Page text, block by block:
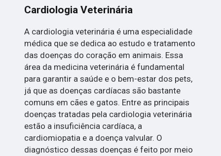
Cardiologia Veterinária
A cardiologia veterinária é uma especialidade
médica que se dedica ao estudo e tratamento
das doenças do coração em animais. Essa
área da medicina veterinária é fundamental
para garantir a saúde e o bem-estar dos pets,
já que as doenças cardíacas são bastante
comuns em cães e gatos. Entre as principais
doenças tratadas pela cardiologia veterinária
estão a insuficiência cardíaca, a
cardiomiopatia e a doença valvular. O
diagnóstico dessas doenças é feito por meio